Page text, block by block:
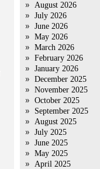
August 2026
July 2026
June 2026
May 2026
March 2026
February 2026
January 2026
December 2025
November 2025
October 2025
September 2025
August 2025
July 2025
June 2025
May 2025
April 2025